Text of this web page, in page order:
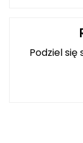
Podziel